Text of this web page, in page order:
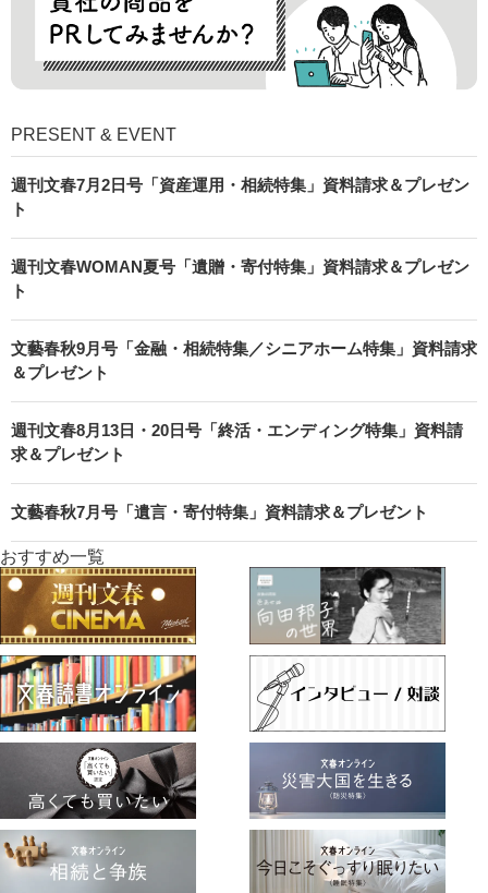
PRESENT & EVENT
週刊文春7月2日号「資産運用・相続特集」資料請求＆プレゼン
ト
週刊文春WOMAN夏号「遺贈・寄付特集」資料請求＆プレゼン
ト
文藝春秋9月号「金融・相続特集／シニアホーム特集」資料請求
＆プレゼント
週刊文春8月13日・20日号「終活・エンディング特集」資料請
求＆プレゼント
文藝春秋7月号「遺言・寄付特集」資料請求＆プレゼント
おすすめ一覧